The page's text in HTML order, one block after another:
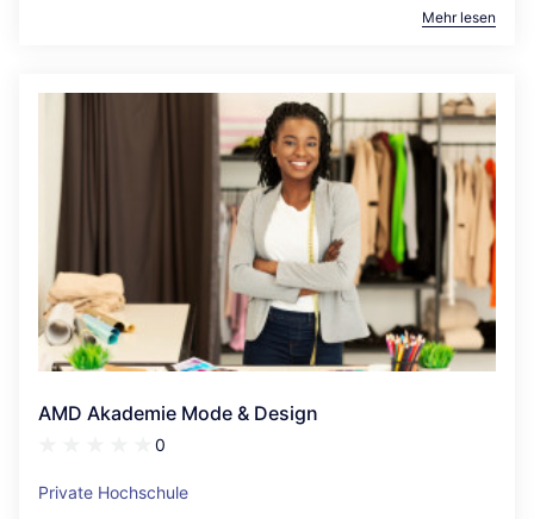
Mehr lesen
AMD Akademie Mode & Design
0
Private Hochschule